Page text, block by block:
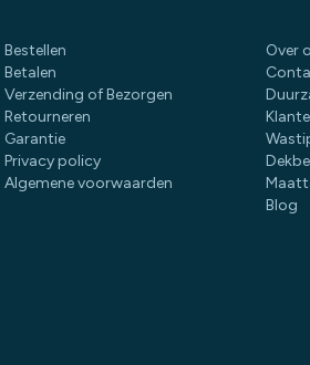
Bestellen
Betalen
Verzending of Bezorgen
Retourneren
Garantie
Privacy policy
Algemene voorwaarden
Over
Blog